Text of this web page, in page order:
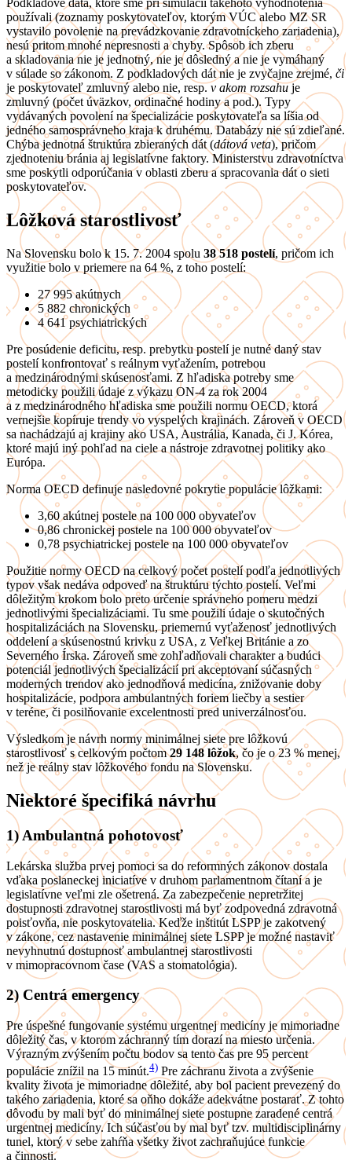
Podkladové dáta, ktoré sme pri simulácii takéhoto vyhodnotenia
používali (zoznamy poskytovateľov, ktorým VÚC alebo MZ SR
vystavilo povolenie na prevádzkovanie zdravotníckeho zariadenia),
nesú pritom mnohé nepresnosti a chyby. Spôsob ich zberu
a skladovania nie je jednotný, nie je dôsledný a nie je vymáhaný
v súlade so zákonom. Z podkladových dát nie je zvyčajne zrejmé, či
je poskytovateľ zmluvný alebo nie, resp.v akom rozsahuje
zmluvný (počet úväzkov, ordinačné hodiny a pod.). Typy
vydávaných povolení na špecializácie poskytovateľa sa líšia od
jedného samosprávneho kraja k druhému. Databázy nie sú zdieľané.
Chýba jednotná štruktúra zbieraných dát (dátová veta), pričom
zjednoteniu bránia aj legislatívne faktory. Ministerstvu zdravotníctva
sme poskytli odporúčania v oblasti zberu a spracovania dát o sieti
poskytovateľov.
Lôžková starostlivosť
Na Slovensku bolo k 15. 7. 2004 spolu 38 518 postelí, pričom ich
využitie bolo v priemere na 64 %, z toho postelí:
27 995 akútnych
5 882 chronických
4 641 psychiatrických
Pre posúdenie deficitu, resp. prebytku postelí je nutné daný stav
postelí konfrontovať s reálnym vyťažením, potrebou
a medzinárodnými skúsenosťami. Z hľadiska potreby sme
metodicky použili údaje z výkazu ON-4 za rok 2004
a z medzinárodného hľadiska sme použili normu OECD, ktorá
vernejšie kopíruje trendy vo vyspelých krajinách. Zároveň v OECD
sa nachádzajú aj krajiny ako USA, Austrália, Kanada, či J. Kórea,
ktoré majú iný pohľad na ciele a nástroje zdravotnej politiky ako
Európa.
Norma OECD definuje nasledovné pokrytie populácie lôžkami:
3,60 akútnej postele na 100 000 obyvateľov
0,86 chronickej postele na 100 000 obyvateľov
0,78 psychiatrickej postele na 100 000 obyvateľov
Použitie normy OECD na celkový počet postelí podľa jednotlivých
typov však nedáva odpoveď na štruktúru týchto postelí. Veľmi
dôležitým krokom bolo preto určenie správneho pomeru medzi
jednotlivými špecializáciami. Tu sme použili údaje o skutočných
hospitalizáciách na Slovensku, priemernú vyťaženosť jednotlivých
oddelení a skúsenostnú krivku z USA, z Veľkej Británie a zo
Severného Írska. Zároveň sme zohľadňovali charakter a budúci
potenciál jednotlivých špecializácií pri akceptovaní súčasných
moderných trendov ako jednodňová medicína, znižovanie doby
hospitalizácie, podpora ambulantných foriem liečby a sestier
v teréne, či posilňovanie excelentnosti pred univerzálnosťou.
Výsledkom je návrh normy minimálnej siete pre lôžkovú
starostlivosť s celkovým počtom29 148 lôžok, čo je o 23 % menej,
než je reálny stav lôžkového fondu na Slovensku.
Niektoré špecifiká návrhu
1) Ambulantná pohotovosť
Lekárska služba prvej pomoci sa do reformných zákonov dostala
vďaka poslaneckej iniciatíve v druhom parlamentnom čítaní a je
legislatívne veľmi zle ošetrená. Za zabezpečenie nepretržitej
dostupnosti zdravotnej starostlivosti má byť zodpovedná zdravotná
poisťovňa, nie poskytovatelia. Keďže inštitút LSPP je zakotvený
v zákone, cez nastavenie minimálnej siete LSPP je možné nastaviť
nevyhnutnú dostupnosť ambulantnej starostlivosti
v mimopracovnom čase (VAS a stomatológia).
2) Centrá emergency
Pre úspešné fungovanie systému urgentnej medicíny je mimoriadne
dôležitý čas, v ktorom záchranný tím dorazí na miesto určenia.
Výrazným zvýšením počtu bodov sa tento čas pre 95 percent
populácie znížil na 15 minút.4) Pre záchranu života a zvýšenie
kvality života je mimoriadne dôležité, aby bol pacient prevezený do
takého zariadenia, ktoré sa oňho dokáže adekvátne postarať. Z tohto
dôvodu by mali byť do minimálnej siete postupne zaradené centrá
urgentnej medicíny. Ich súčasťou by mal byť tzv. multidisciplinárny
tunel, ktorý v sebe zahŕňa všetky život zachraňujúce funkcie
a činnosti.